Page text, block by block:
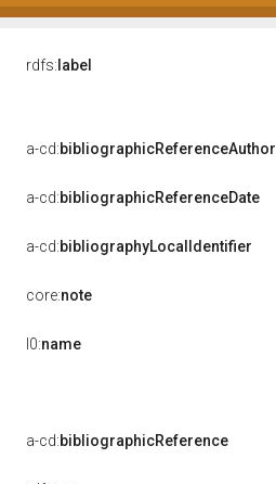
rdfs: label
a-cd:bibliographicReferenceAuthor
a-cd:bibliographicReferenceDate
a-cd:bibliographyLocalIdentifier
core:note
l0:name
a-cd:bibliographicReference